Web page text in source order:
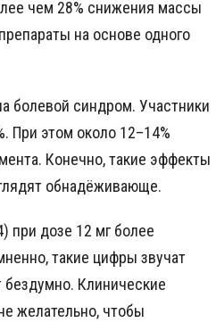
чем 28% снижения массы
на основе одного
болевой синдром. Участники
При этом около 12–14%
Конечно, такие эффекты
обнадёживающе.
при дозе 12 мг более
такие цифры звучат
бездумно. Клинические
желательно, чтобы